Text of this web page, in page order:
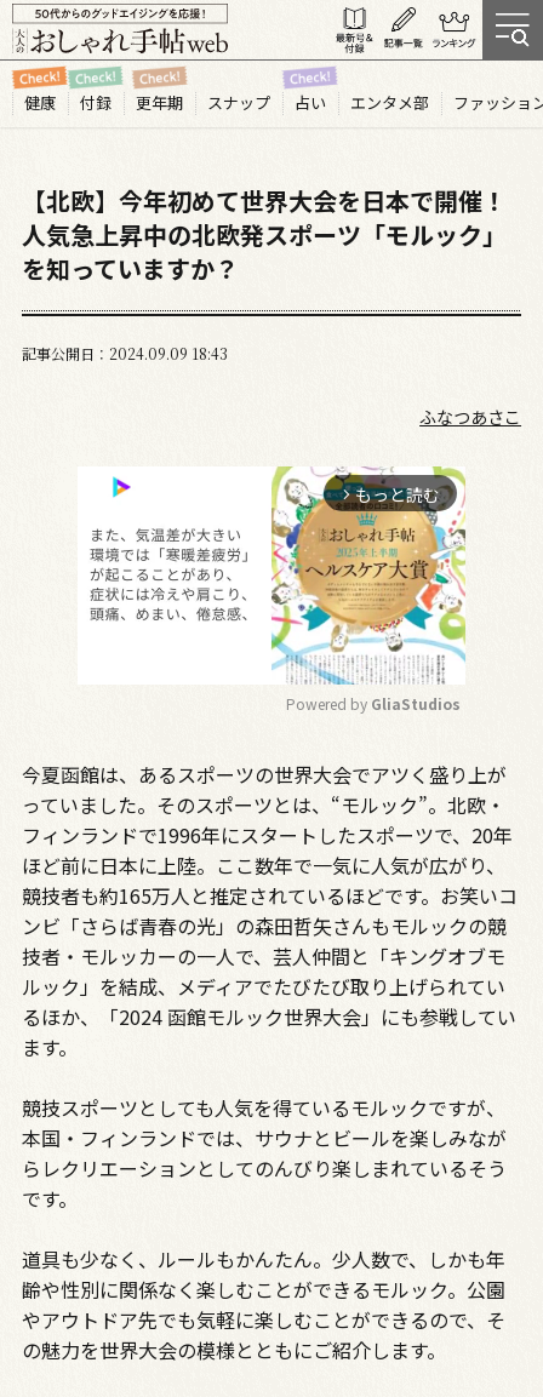
健康 付録 更年期 スナップ 占い エンタメ部 ファッショ
【北欧】今年初めて世界大会を日本で開催！
人気急上昇中の北欧発スポーツ「モルック」
を知っていますか？
記事公開日 2024.09 09 18:43
ふなつあさこ
arrow_forward_ios もっと読む
u
t
Powered by GliaStudios
今夏函館は、あるスポーツの世界大会でアツく盛り上が
っていました。そのスポーツとは、“モルック”。北欧・
フィンランドで1996年にスタートしたスポーツで、20年
ほど前に日本に上陸。ここ数年で一気に人気が広がり、
競技者も約165万人と推定されているほどです。お笑いコ
ンビ「さらば青春の光」の森田哲矢さんもモルックの競
技者・モルッカーの一人で、芸人仲間と「キングオブモ
ルック」を結成、メディアでたびたび取り上げられてい
るほか、「2024 函館モルック世界大会」にも参戦してい
ます。
競技スポーツとしても人気を得ているモルックですが、
本国・フィンランドでは、サウナとビールを楽しみなが
らレクリエーションとしてのんびり楽しまれているそう
です。
道具も少なく、ルールもかんたん。少人数で、しかも年
齢や性別に関係なく楽しむことができるモルック。公園
やアウトドア先でも気軽に楽しむことができるので、そ
の魅力を世界大会の模様とともにご紹介します。